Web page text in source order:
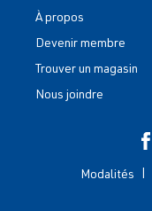
À propos
Devenir membre
Trouver un magasin
Nous joindre
Modalités